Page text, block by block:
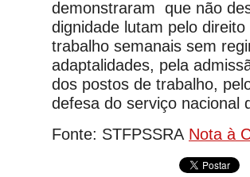
demonstraram que não
dignidade lutam pelo
trabalho semanais sem
adaptalidades, pela
dos postos de trabalho,
defesa do serviço nacional
Fonte: STFPSSRA Nota à